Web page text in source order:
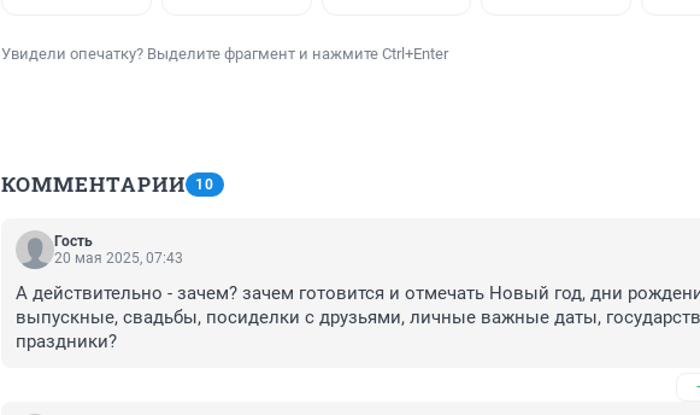
Увидели опечатку? Выделите фрагмент и нажмите Ctrl+Enter
КОММЕНТАРИИ 10
Гость
20 мая 2025, 07:43
А действительно - зачем? зачем готовится и отмечать Новый год, дни
выпускные, свадьбы, посиделки с друзьями, личные важные даты,
праздники?